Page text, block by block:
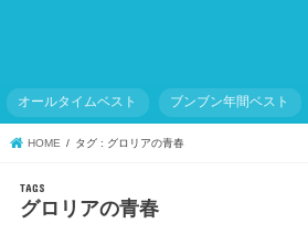
オールタイムベスト ブンブン年間ベスト
HOME タグ : グロリアの青春
グロリアの青春